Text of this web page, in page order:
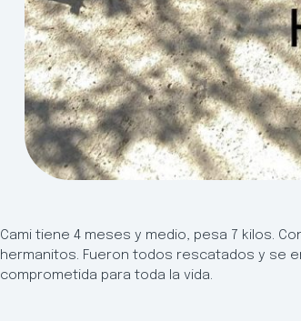
Cami tiene 4 meses y medio, pesa 7 kilos.
hermanitos. Fueron todos rescatados y se
comprometida para toda la vida.